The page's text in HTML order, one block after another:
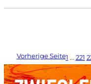
Vorherige Seite1 … 221